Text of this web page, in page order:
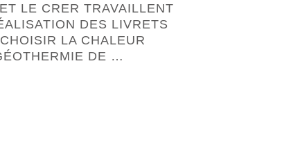
LE CRER TRAVAILLENT
DES LIVRETS
LA CHALEUR
DE …